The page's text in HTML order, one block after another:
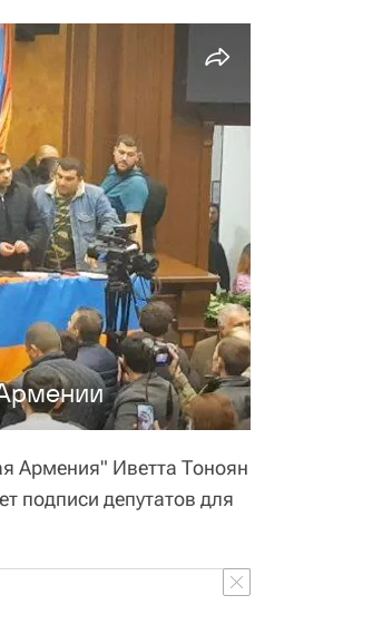
Армения" Иветта Тоноян
подписи депутатов для